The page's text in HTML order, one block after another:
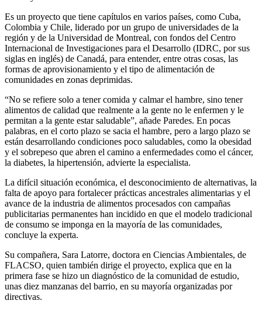
Es un proyecto que tiene capítulos en varios países, como Cuba,
Colombia y Chile, liderado por un grupo de universidades de la
región y de la Universidad de Montreal, con fondos del Centro
Internacional de Investigaciones para el Desarrollo (IDRC, por sus
siglas en inglés) de Canadá, para entender, entre otras cosas, las
formas de aprovisionamiento y el tipo de alimentación de
comunidades en zonas deprimidas.
“No se refiere solo a tener comida y calmar el hambre, sino tener
alimentos de calidad que realmente a la gente no le enfermen y le
permitan a la gente estar saludable”, añade Paredes. En pocas
palabras, en el corto plazo se sacia el hambre, pero a largo plazo se
están desarrollando condiciones poco saludables, como la obesidad
y el sobrepeso que abren el camino a enfermedades como el cáncer,
la diabetes, la hipertensión, advierte la especialista.
La difícil situación económica, el desconocimiento de alternativas, la
falta de apoyo para fortalecer prácticas ancestrales alimentarias y el
avance de la industria de alimentos procesados con campañas
publicitarias permanentes han incidido en que el modelo tradicional
de consumo se imponga en la mayoría de las comunidades,
concluye la experta.
Su compañera, Sara Latorre, doctora en Ciencias Ambientales, de
FLACSO, quien también dirige el proyecto, explica que en la
primera fase se hizo un diagnóstico de la comunidad de estudio,
unas diez manzanas del barrio, en su mayoría organizadas por
directivas.